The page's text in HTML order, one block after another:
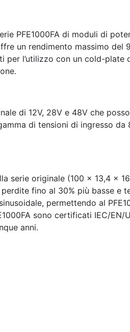
PFE1000FA di moduli di
un rendimento massimo
per l’utilizzo con un cold-
di 12V, 28V e 48V che
di tensioni di ingresso
serie originale (100 x 13,4 x
fino al 30% più basse e
permettendo al
sono certificati IEC/
anni.